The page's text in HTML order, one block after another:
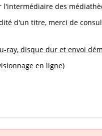
des
d'un titre, merci de
ray, disque dur et envoi
en ligne)